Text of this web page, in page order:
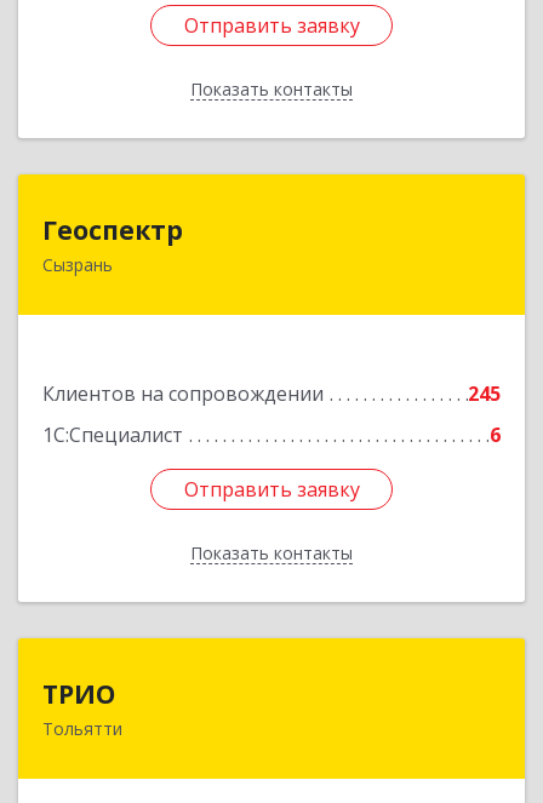
Отправить заявку
Показать контакты
Отправить заявку
Назад
Геоспектр
Сызрань
Клиентов на сопровождении
245
1С:Специалист
6
Отправить заявку
Показать контакты
446001, Самарская обл, Сызрань г, Кирова ул,
Отправить заявку
Назад
ТРИО
Тольятти